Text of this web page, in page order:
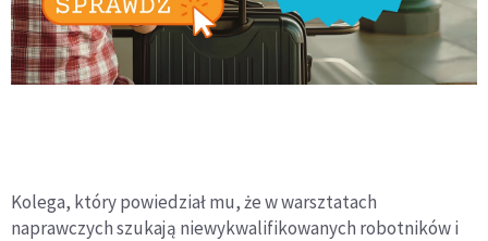
Kolega, który powiedział mu, że w warsztatach
naprawczych szukają niewykwalifikowanych robotników i